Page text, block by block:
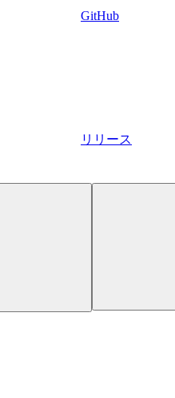
GitHub
リリース